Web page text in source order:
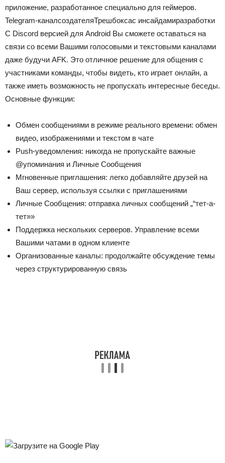
приложение, разработанное специально для геймеров.
Telegram-каналсоздателяТрешбоксас инсайдамиразработки
С Discord версией для Android Вы сможете оставаться на
связи со всеми Вашими голосовыми и текстовыми каналами
даже будучи AFK. Это отличное решение для общения с
участниками команды, чтобы видеть, кто играет онлайн, а
также иметь возможность не пропускать интересные беседы.
Основные функции:
Обмен сообщениями в режиме реального времени: обмен
видео, изображениями и текстом в чате
Push-уведомления: никогда не пропускайте важные
@упоминания и Личные Сообщения
Мгновенные приглашения: легко добавляйте друзей на
Ваш сервер, используя ссылки с приглашениями
Личные Сообщения: отправка личных сообщений „“тет-а-
тет»»
Поддержка нескольких серверов. Управление всеми
Вашими чатами в одном клиенте
Организованные каналы: продолжайте обсуждение темы
через структурированную связь